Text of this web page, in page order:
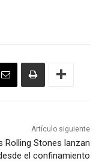
Artículo siguiente
Rolling Stones lanzan
el confinamiento